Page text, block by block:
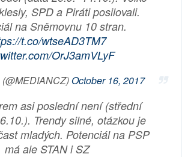
SPD a Piráti posilovali.
na Sněmovnu 10 stran.
t.co/wtseAD3TM7
OrJ3amVLyF
October 16, 2017
asi poslední není (střední
Trendy silné, otázkou je
mladých. Potenciál na PSP
má ale STAN i SZ